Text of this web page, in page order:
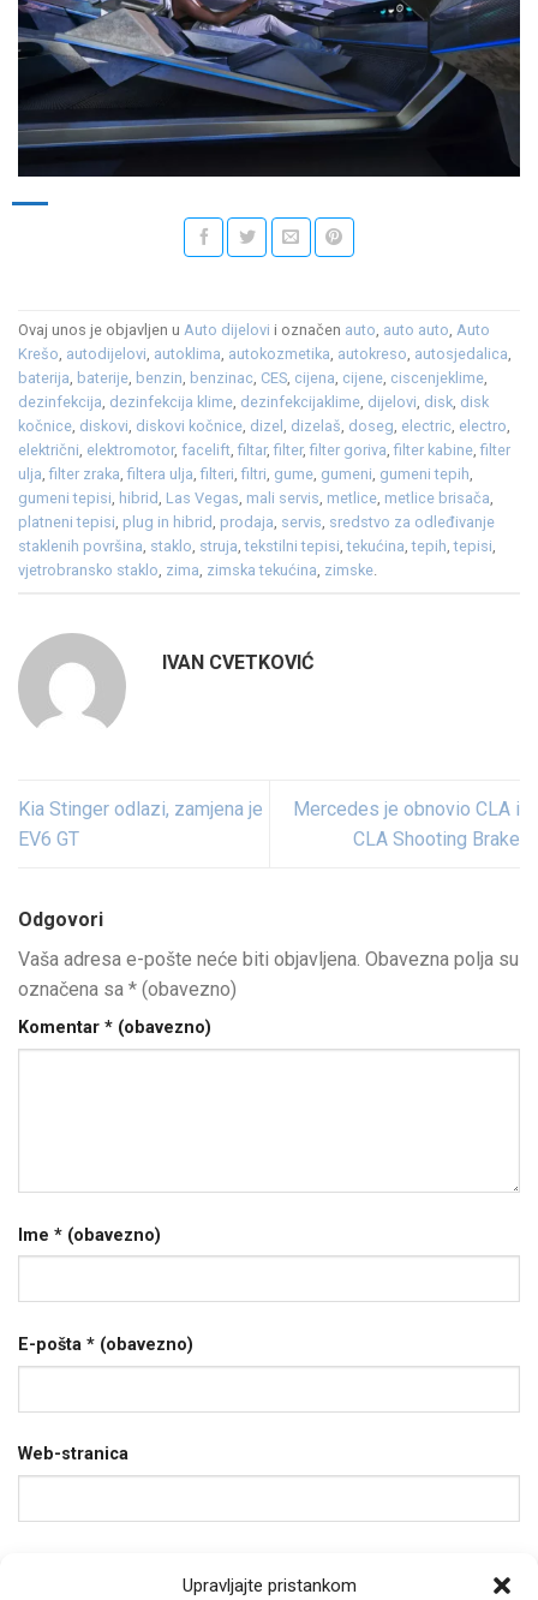
Upravljajte pristankom
Ovaj unos je objavljen u Auto dijelovi i označen auto, auto auto, Auto
Krešo, autodijelovi, autoklima, autokozmetika, autokreso, autosjedalica,
baterija, baterije, benzin, benzinac, CES, cijena, cijene, ciscenjeklime,
dezinfekcija, dezinfekcija klime, dezinfekcijaklime, dijelovi, disk, disk
kočnice, diskovi, diskovi kočnice, dizel , dizelaš, doseg, electric, electro,
električni, elektromotor, facelift,filtar,filter,filter goriva,filter kabine,filter
ulja,filter zraka,filtera ulja,filteri,filtri, gume, gumeni, gumeni tepih,
gumeni tepisi, hibrid, Las Vegas, mali servis, metlice, metlice brisača,
platneni tepisi, plug in hibrid, prodaja, servis, sredstvo za odleđivanje
staklenih površina, staklo, struja,tekstilni tepisi,tekućina,tepih,tepisi,
vjetrobransko staklo, zima, zimska tekućina, zimske.
IVAN CVETKOVIĆ
Kia Stinger odlazi, zamjena je
EV6 GT
Mercedes je obnovio CLA i
CLA Shooting Brake
Odgovori
Vaša adresa e-pošte neće biti objavljena. Obavezna polja su
označena sa * (obavezno)
Komentar * (obavezno)
Ime * (obavezno)
E-pošta * (obavezno)
Web-stranica